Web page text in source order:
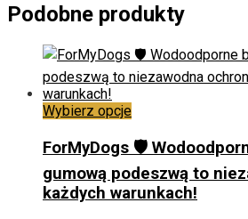
Podobne produkty
Wybierz opcjeTen
ma
wiele
wariantów.
Opcje
ForMyDogs 🛡️
gumową podeszwą to
każdych warunkach!